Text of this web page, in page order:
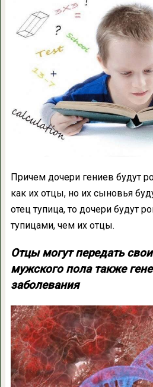
Причем дочери гениев будут
как их отцы, но их сыновья
отец тупица, то дочери будут
тупицами, чем их отцы.
Отцы могут передать
мужского пола также
заболевания